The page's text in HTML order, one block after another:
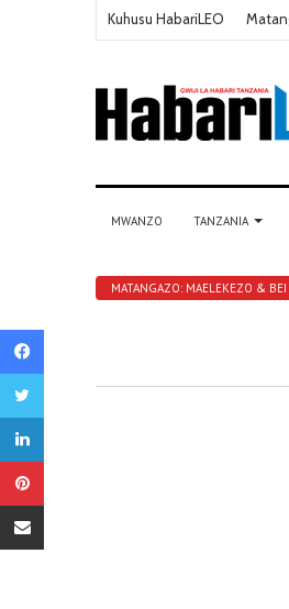
Kuhusu HabariLEO
MWANZO TANZANIA
MATANGAZO: MAELEKEZO & BEI